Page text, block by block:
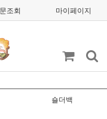
조회 마이페이지
숄더백